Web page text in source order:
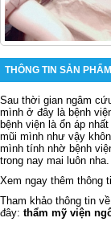
THÔNG TIN SẢN PHẨM
Sau thời gian ngâm
mình ở đây là bệnh
bệnh viện là ổn áp
mũi mình như vậy
mình tính nhờ bệnh
trong nay mai luôn
Xem ngay thêm thông
Tham khảo thông tin
đây: thẩm mỹ viện